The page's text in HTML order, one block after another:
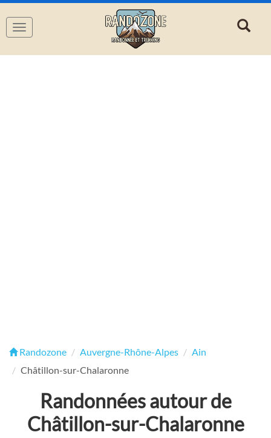
Navigation
Randozone Auvergne-Rhône-Alpes
Ain
Châtillon-sur-Chalaronne
Randonnées autour de
Châtillon-sur-Chalaronne